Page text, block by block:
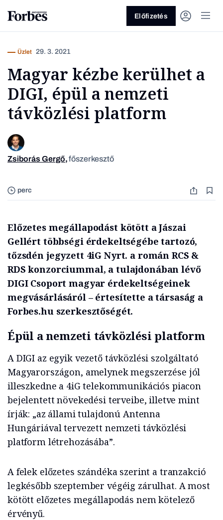
Előfizetés
perc
Üzlet 29. 3. 2021
Magyar kézbe kerülhet a
DIGI, épül a nemzeti
távközlési platform
Zsiborás Gergő,főszerkesztő
Előzetes megállapodást kötött a Jászai
Gellért többségi érdekeltségébe tartozó,
tőzsdén jegyzett 4iG Nyrt. a román RCS &
RDS konzorciummal, a tulajdonában lévő
DIGI Csoport magyar érdekeltségeinek
megvásárlásáról – értesítette a társaság a
Forbes.hu szerkesztőségét.
Épül a nemzeti távközlési platform
A DIGI az egyik vezető távközlési szolgáltató
Magyarországon, amelynek megszerzése jól
illeszkedne a 4iG telekommunikációs piacon
bejelentett növekedési terveibe, illetve mint
írják: „az állami tulajdonú Antenna
Hungáriával tervezett nemzeti távközlési
platform létrehozásába”.
A felek előzetes szándéka szerint a tranzakció
legkésőbb szeptember végéig zárulhat. A most
kötött előzetes megállapodás nem kötelező
érvényű.